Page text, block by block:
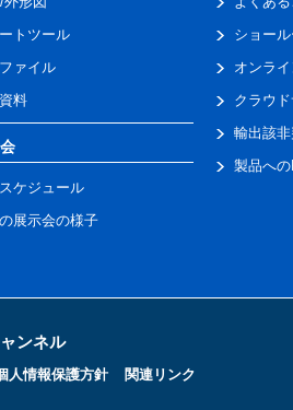
トツール
ァイル
料
ケジュール
展示会の様子
ショール
オンラ
クラウ
輸出該非
製品へ
ンネル
人情報保護方針 関連リンク